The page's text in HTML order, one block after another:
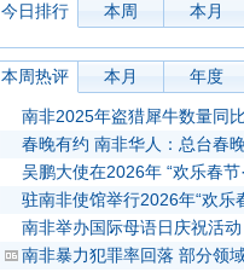
今日排行 本周 本月
本周热评 本月 年度
南非2025年盗猎犀牛数量同
春晚有约 南非华人：总台春
吴鹏大使在2026年 “欢乐春节
驻南非使馆举行2026年“欢乐
南非举办国际母语日庆祝活动
南非暴力犯罪率回落 部分领